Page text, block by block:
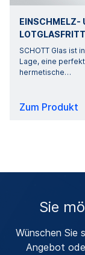
EINSCHMELZ-
SCHOTT Glas ist
Lage, eine
hermetische…
Zum Produkt
Sie
Wünschen Sie
Angebot